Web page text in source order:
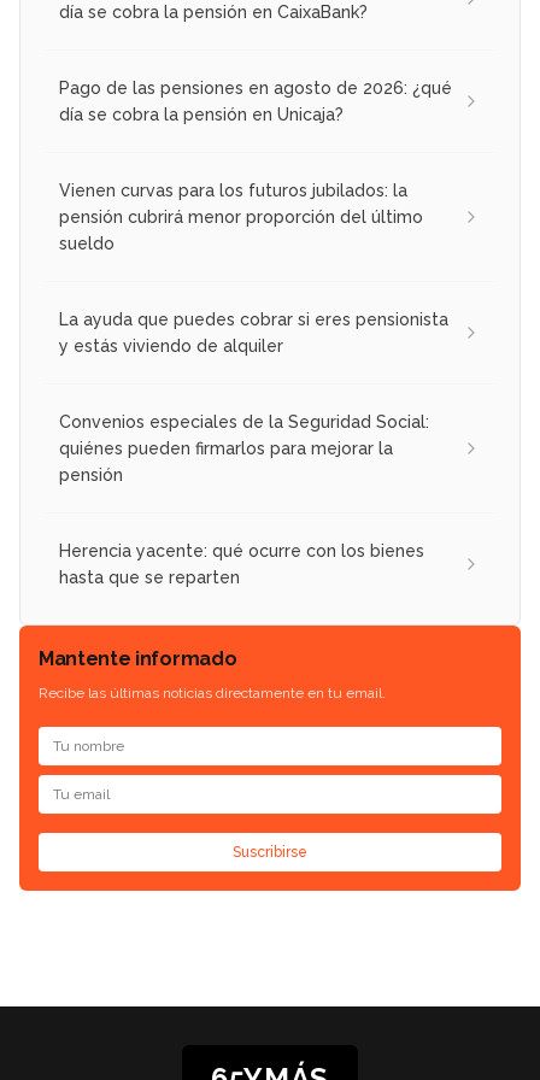
día se cobra la pensión en CaixaBank?
Pago de las pensiones en agosto de 2026: ¿qué
día se cobra la pensión en Unicaja?
Vienen curvas para los futuros jubilados: la
pensión cubrirá menor proporción del último
sueldo
La ayuda que puedes cobrar si eres pensionista
y estás viviendo de alquiler
Convenios especiales de la Seguridad Social:
quiénes pueden firmarlos para mejorar la
pensión
Herencia yacente: qué ocurre con los bienes
hasta que se reparten
Mantente informado
Recibe las últimas noticias directamente en tu email.
Suscribirse